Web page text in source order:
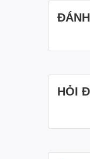
🔍
HỎI